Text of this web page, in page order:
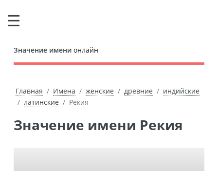
Значение имени онлайн
Главная Имена женские древние
индийские
латинские
Рекия
Значение имени Рекия